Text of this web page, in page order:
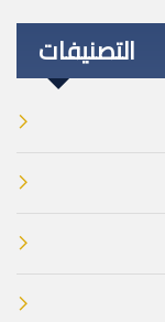
التصنيفات